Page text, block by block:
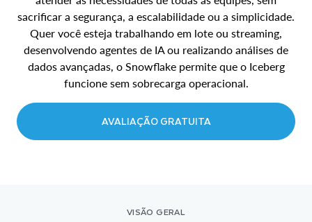
sacrificar a segurança, a escalabilidade ou a simplicidade.
Quer você esteja trabalhando em lote ou streaming,
desenvolvendo agentes de IA ou realizando análises de
dados avançadas, o Snowflake permite que o Iceberg
funcione sem sobrecarga operacional.
AVALIAÇÃO GRATUITA
VISÃO GERAL